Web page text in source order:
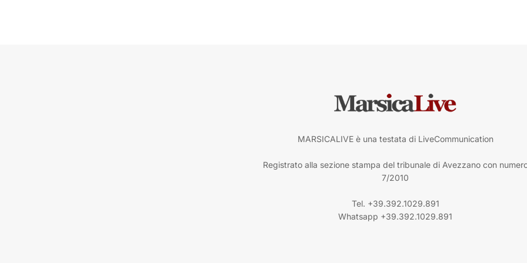
MARSICALIVE è una testata di LiveCommunication
Registrato alla sezione stampa del tribunale di Avezzano con
7/2010
Tel. +39.392.1029.891
Whatsapp +39.392.1029.891